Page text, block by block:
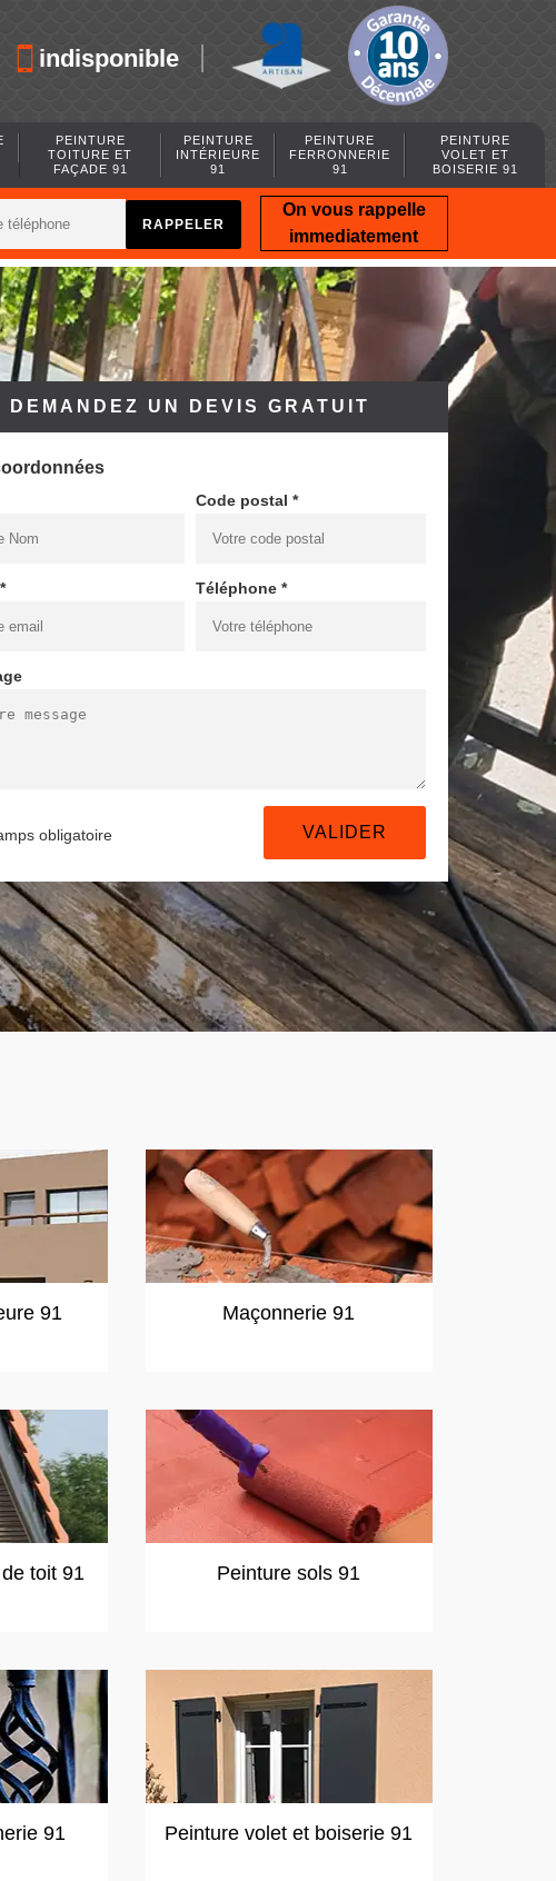
indisponible
PEINTURE
TOITURE ET
FAÇADE 91
PEINTURE
INTÉRIEURE
91
PEINTURE
FERRONNERIE
91
PEINTURE
VOLET ET
BOISERIE 91
On vous rappelle
immediatement
DEMANDEZ UN DEVIS GRATUIT
Code postal *
Téléphone *
obligatoire
91 Maçonnerie 91
toit 91 Peinture sols 91
91 Peinture volet et boiserie 91